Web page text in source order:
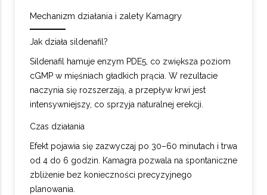
Mechanizm działania i zalety Kamagry
Jak działa sildenafil?
Sildenafil hamuje enzym PDE5, co zwiększa poziom
cGMP w mięśniach gładkich prącia. W rezultacie
naczynia się rozszerzają, a przepływ krwi jest
intensywniejszy, co sprzyja naturalnej erekcji.
Czas działania
Efekt pojawia się zazwyczaj po 30–60 minutach i trwa
od 4 do 6 godzin. Kamagra pozwala na spontaniczne
zbliżenie bez konieczności precyzyjnego
planowania.